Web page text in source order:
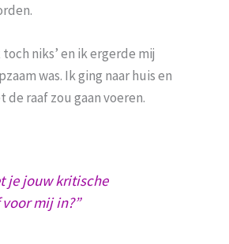
niks’ en ik ergerde mij
was. Ik ging naar huis en
raaf zou gaan voeren.
je jouw kritische
mij in?”